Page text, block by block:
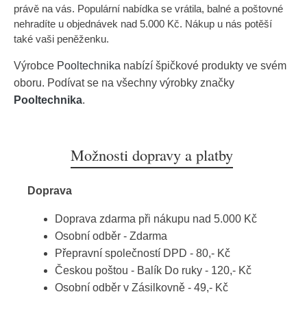
právě na vás. Populární nabídka se vrátila, balné a poštovné
nehradíte u objednávek nad 5.000 Kč. Nákup u nás potěší
také vaši peněženku.
Výrobce Pooltechnika nabízí špičkové produkty ve svém
oboru. Podívat se na všechny výrobky značky
Pooltechnika.
Možnosti dopravy a platby
Doprava
Doprava zdarma při nákupu nad 5.000 Kč
Osobní odběr - Zdarma
Přepravní společností DPD - 80,- Kč
Českou poštou - Balík Do ruky - 120,- Kč
Osobní odběr v Zásilkovně - 49,- Kč